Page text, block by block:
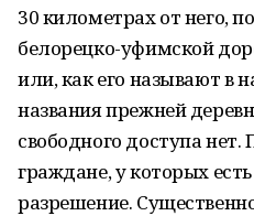
30 километрах от него,
белорецко-уфимской
или, как его называют в
названия прежней
свободного доступа
граждане, у которых
разрешение.